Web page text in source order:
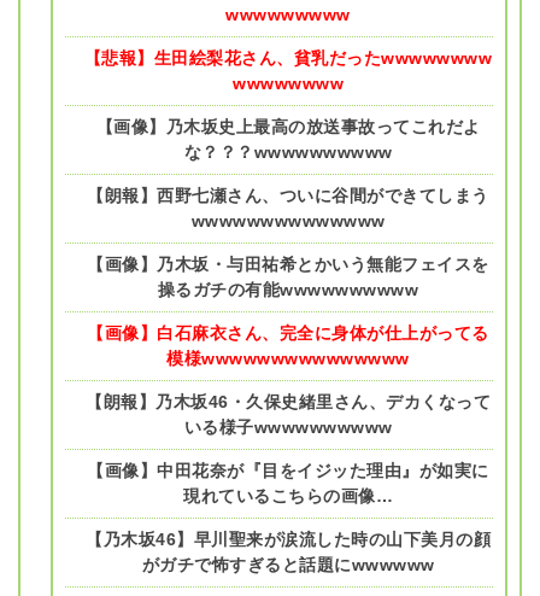
wwwwwwwww
【悲報】生田絵梨花さん、貧乳だったwwwwwwww
wwwwwwww
【画像】乃木坂史上最高の放送事故ってこれだよ
な？？？wwwwwwwwww
【朗報】西野七瀬さん、ついに谷間ができてしまう
wwwwwwwwwwwwww
【画像】乃木坂・与田祐希とかいう無能フェイスを
操るガチの有能wwwwwwwwww
【画像】白石麻衣さん、完全に身体が仕上がってる
模様wwwwwwwwwwwwwww
【朗報】乃木坂46・久保史緒里さん、デカくなって
いる様子wwwwwwwwww
【画像】中田花奈が『目をイジッた理由』が如実に
現れているこちらの画像…
【乃木坂46】早川聖来が涙流した時の山下美月の顔
がガチで怖すぎると話題にwwwwww